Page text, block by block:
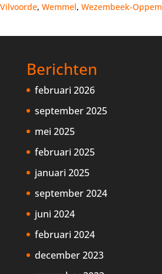
Vilvoorde, Wemmel, Wezembeek-Oppem
Berichten
februari 2026
september 2025
mei 2025
februari 2025
januari 2025
september 2024
juni 2024
februari 2024
december 2023